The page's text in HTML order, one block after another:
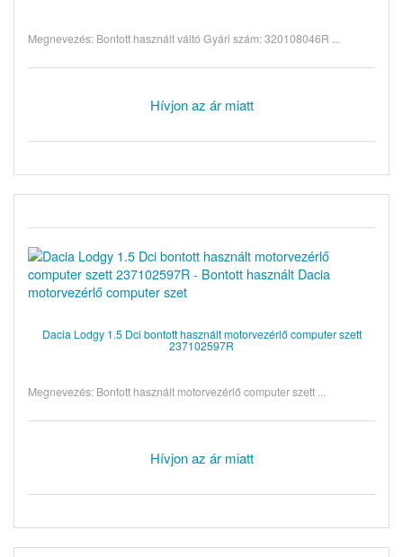
Megnevezés: Bontott használt váltó Gyári szám: 320108046R ...
Hívjon az ár miatt
Dacia Lodgy 1.5 Dci bontott használt motorvezérlő computer szett
237102597R
Megnevezés: Bontott használt motorvezérlő computer szett ...
Hívjon az ár miatt